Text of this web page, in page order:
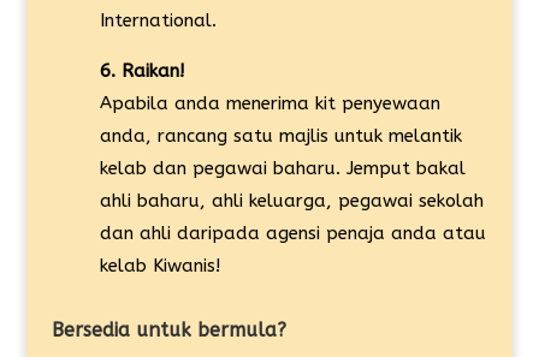
International.
6. Raikan!
Apabila anda menerima kit penyewaan
anda, rancang satu majlis untuk melantik
kelab dan pegawai baharu. Jemput bakal
ahli baharu, ahli keluarga, pegawai sekolah
dan ahli daripada agensi penaja anda atau
kelab Kiwanis!
Bersedia untuk bermula?